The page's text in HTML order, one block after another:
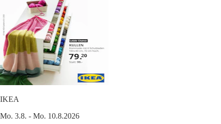
IKEA
Mo. 3.8. - Mo. 10.8.2026